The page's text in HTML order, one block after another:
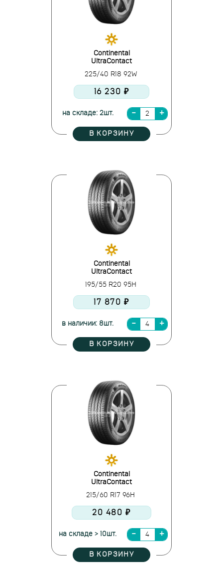
Continental
UltraContact
225/40 R18 92W
16 230 ₽
на складе: 2шт.
В КОРЗИНУ
Continental
UltraContact
195/55 R20 95H
17 870 ₽
в наличии: 8шт.
В КОРЗИНУ
Continental
UltraContact
215/60 R17 96H
20 480 ₽
на складе > 10шт.
В КОРЗИНУ